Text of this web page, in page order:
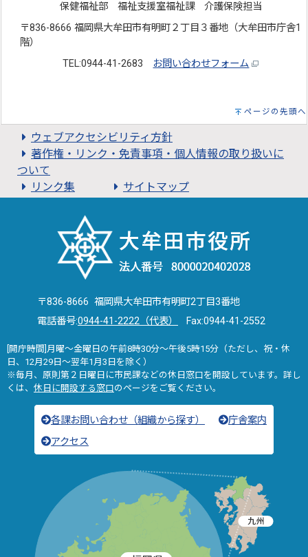
保健福祉部 福祉支援室福祉課 介護保険担当
〒836-8666 福岡県大牟田市有明町２丁目３番地（大牟田市庁舎1
階）
TEL:0944-41-2683
お問い合わせフォーム
ページの先頭へ
ウェブアクセシビリティ方針
著作権・リンク・免責事項・個人情報の取り扱いに
ついて
リンク集
サイトマップ
〒836-8666 福岡県大牟田市有明町2丁目3番地
電話番号:0944-41-2222（代表） Fax:0944-41-2552
[開庁時間]月曜～金曜日の午前8時30分～午後5時15分（ただし、祝・休
日、12月29日～翌年1月3日を除く）
※毎月、原則第２日曜日に市民課などの休日窓口を開設しています。詳し
くは、 休日に開設する窓口のページをご覧ください。
各課お問い合わせ（組織から探す）
庁舎案内
アクセス